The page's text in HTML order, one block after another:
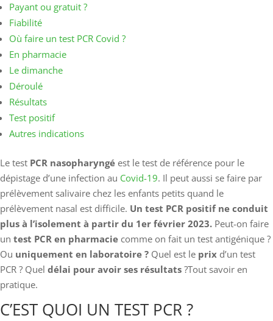
Payant ou gratuit ?
Fiabilité
Où faire un test PCR Covid ?
En pharmacie
Le dimanche
Déroulé
Résultats
Test positif
Autres indications
Le test PCR nasopharyngé est le test de référence pour le
dépistage d’une infection au Covid-19. Il peut aussi se faire par
prélèvement salivaire chez les enfants petits quand le
prélèvement nasal est difficile. Un test PCR positif ne conduit
plus à l’isolement à partir du 1er février 2023. Peut-on faire
un test PCR en pharmacie comme on fait un test antigénique ?
Ou uniquement en laboratoire ? Quel est le prix d’un test
PCR ? Quel délai pour avoir ses résultats ?Tout savoir en
pratique.
C’EST QUOI UN TEST PCR ?